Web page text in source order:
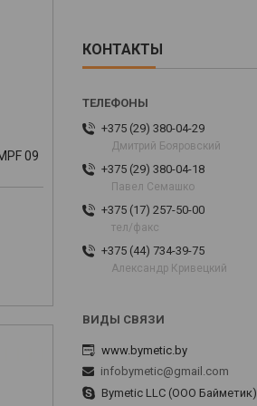
09
КОНТАКТЫ
+375 (29) 380-04-29
Дмитрий Бояровский
+375 (29) 380-04-18
Павел Семашко
+375 (17) 257-50-00
тел/факс
+375 (44) 734-39-75
Александр Кривецкий
www.bymetic.by
infobymetic@gmail.com
Bymetic LLC (ООО Байметик)